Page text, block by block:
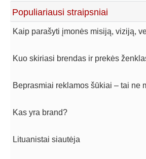
Populiariausi straipsniai
Kaip parašyti įmonės misiją, viziją,
Kuo skiriasi brendas ir prekės
Beprasmiai reklamos šūkiai – tai ne
Kas yra brand?
Lituanistai siautėja